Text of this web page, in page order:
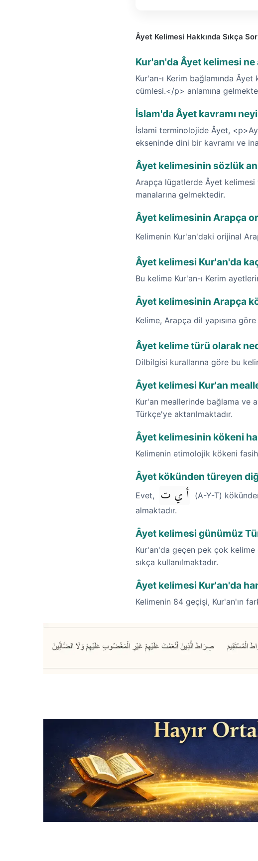
Âyet Kelimesi Hakkında Sıkça
Kur'an'da Âyet kelimesi
Kur'an-ı Kerim bağlamında
cümlesi.</p> anlamına
İslam'da Âyet kavramı
İslami terminolojide Âyet,
ekseninde dini bir kavramı ve
Âyet kelimesinin sözlük
Arapça lügatlerde Âyet kelimesi
manalarına gelmektedir.
Âyet kelimesinin Arapça
Kelimenin Kur'an'daki orijinal
Âyet kelimesi Kur'an'da
Bu kelime Kur'an-ı Kerim
Âyet kelimesinin Arapça
Kelime, Arapça dil yapısına göre
Âyet kelime türü olarak
Dilbilgisi kurallarına göre bu
Âyet kelimesi Kur'an
Kur'an meallerinde bağlama ve
Türkçe'ye aktarılmaktadır.
Âyet kelimesinin kökeni
Kelimenin etimolojik kökeni
Âyet kökünden türeyen
Evet, أ ي ت
(A-Y-T)
almaktadır.
Âyet kelimesi günümüz
Kur'an'da geçen pek çok
sıkça kullanılmaktadır.
Âyet kelimesi Kur'an'da
Kelimenin 84 geçişi, Kur'an'ın